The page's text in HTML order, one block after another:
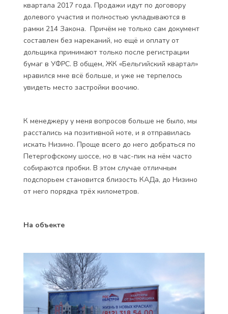
квартала 2017 года. Продажи идут по договору
долевого участия и полностью укладываются в
рамки 214 Закона. Причём не только сам документ
составлен без нареканий, но ещё и оплату от
дольщика принимают только после регистрации
бумаг в УФРС. В общем, ЖК «Бельгийский квартал»
нравился мне всё больше, и уже не терпелось
увидеть место застройки воочию.
К менеджеру у меня вопросов больше не было, мы
расстались на позитивной ноте, и я отправилась
искать Низино. Проще всего до него добраться по
Петергофскому шоссе, но в час-пик на нём часто
собираются пробки. В этом случае отличным
подспорьем становится близость КАДа, до Низино
от него порядка трёх километров.
На объекте